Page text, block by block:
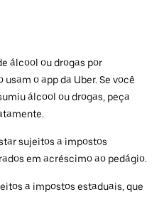
álcool ou drogas por
o app da Uber. Se você
álcool ou drogas, peça
sujeitos a impostos
em acréscimo ao pedágio.
a impostos estaduais, que